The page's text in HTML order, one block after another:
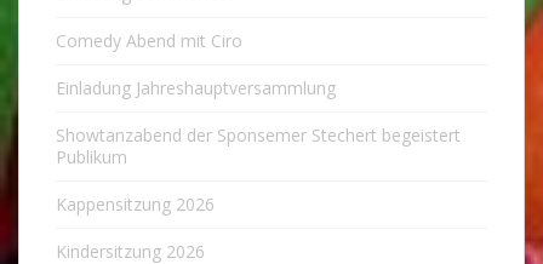
Comedy Abend mit Ciro
Einladung Jahreshauptversammlung
Showtanzabend der Sponsemer Stechert begeistert
Publikum
Kappensitzung 2026
Kindersitzung 2026